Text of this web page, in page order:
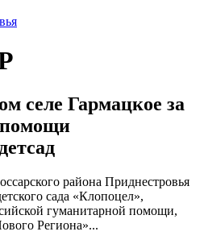
селе Гармацкое за
помощи
района Приднестровья
сада «Клопоцел»,
гуманитарной помощи,
Региона»...